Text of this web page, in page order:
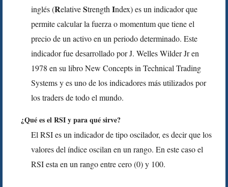
inglés (RelativeStrengthIndex) es un indicador que
permite calcular la fuerza o momentum que tiene el
precio de un activo en un periodo determinado. Este
indicador fue desarrollado por J. Welles Wilder Jr en
1978 en su libro New Concepts in Technical Trading
Systems y es uno de los indicadores más utilizados por
los traders de todo el mundo.
¿Qué es el RSI y para qué sirve?
El RSI es un indicador de tipo oscilador, es decir que los
valores del índice oscilan en un rango. En este caso el
RSI esta en un rango entre cero (0) y 100.